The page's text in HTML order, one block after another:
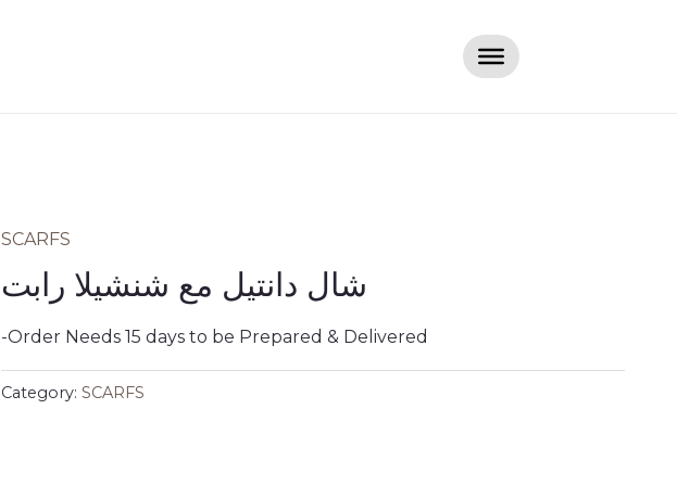
SCARFS
شال دانتيل مع شنشيلا رابت
-Order Needs 15 days to be Prepared & Delivered
Category: SCARFS